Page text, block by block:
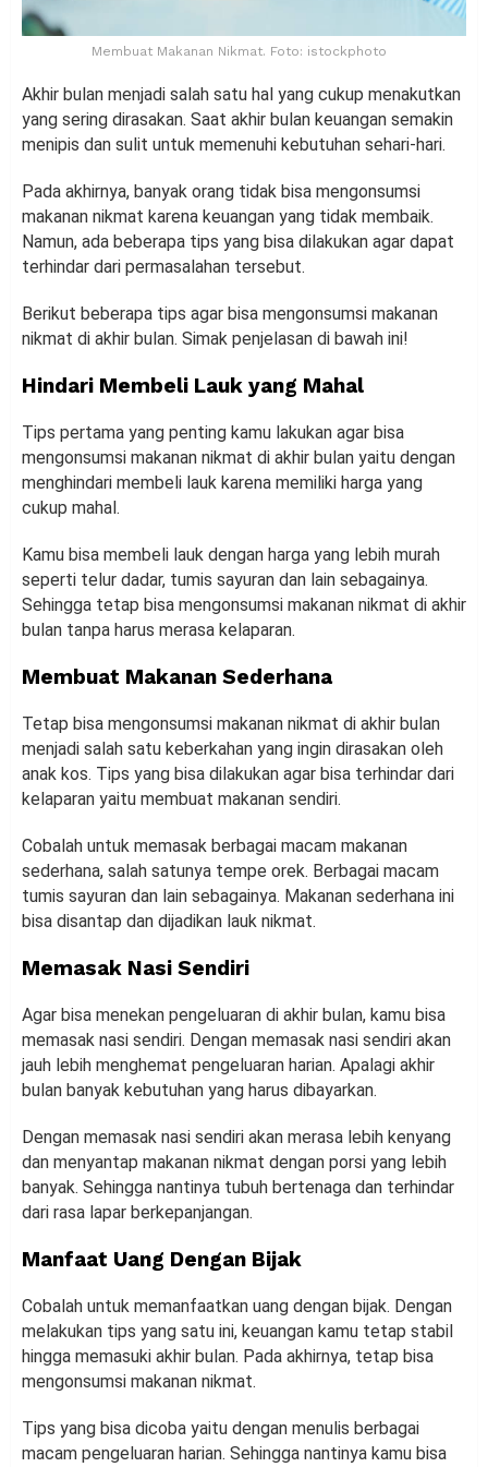
Membuat Makanan Nikmat. Foto: istockphoto
Akhir bulan menjadi salah satu hal yang cukup menakutkan
yang sering dirasakan. Saat akhir bulan keuangan semakin
menipis dan sulit untuk memenuhi kebutuhan sehari-hari.
Pada akhirnya, banyak orang tidak bisa mengonsumsi
makanan nikmat karena keuangan yang tidak membaik.
Namun, ada beberapa tips yang bisa dilakukan agar dapat
terhindar dari permasalahan tersebut.
Berikut beberapa tips agar bisa mengonsumsi makanan
nikmat di akhir bulan. Simak penjelasan di bawah ini!
Hindari Membeli Lauk yang Mahal
Tips pertama yang penting kamu lakukan agar bisa
mengonsumsi makanan nikmat di akhir bulan yaitu dengan
menghindari membeli lauk karena memiliki harga yang
cukup mahal.
Kamu bisa membeli lauk dengan harga yang lebih murah
seperti telur dadar, tumis sayuran dan lain sebagainya.
Sehingga tetap bisa mengonsumsi makanan nikmat di akhir
bulan tanpa harus merasa kelaparan.
Membuat Makanan Sederhana
Tetap bisa mengonsumsi makanan nikmat di akhir bulan
menjadi salah satu keberkahan yang ingin dirasakan oleh
anak kos. Tips yang bisa dilakukan agar bisa terhindar dari
kelaparan yaitu membuat makanan sendiri.
Cobalah untuk memasak berbagai macam makanan
sederhana, salah satunya tempe orek. Berbagai macam
tumis sayuran dan lain sebagainya. Makanan sederhana ini
bisa disantap dan dijadikan lauk nikmat.
Memasak Nasi Sendiri
Agar bisa menekan pengeluaran di akhir bulan, kamu bisa
memasak nasi sendiri. Dengan memasak nasi sendiri akan
jauh lebih menghemat pengeluaran harian. Apalagi akhir
bulan banyak kebutuhan yang harus dibayarkan.
Dengan memasak nasi sendiri akan merasa lebih kenyang
dan menyantap makanan nikmat dengan porsi yang lebih
banyak. Sehingga nantinya tubuh bertenaga dan terhindar
dari rasa lapar berkepanjangan.
Manfaat Uang Dengan Bijak
Cobalah untuk memanfaatkan uang dengan bijak. Dengan
melakukan tips yang satu ini, keuangan kamu tetap stabil
hingga memasuki akhir bulan. Pada akhirnya, tetap bisa
mengonsumsi makanan nikmat.
Tips yang bisa dicoba yaitu dengan menulis berbagai
macam pengeluaran harian. Sehingga nantinya kamu bisa